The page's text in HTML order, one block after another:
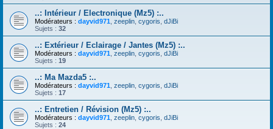
..: Intérieur / Electronique (Mz5) :..
Modérateurs : dayvid971 zeeplin cygoris dJiBi
Sujets : 32
..: Extérieur / Eclairage / Jantes (Mz5) :..
Modérateurs : dayvid971 zeeplin cygoris dJiBi
Sujets : 19
..: Ma Mazda5 :..
Modérateurs : dayvid971 zeeplin cygoris dJiBi
Sujets : 17
..: Entretien / Révision (Mz5) :..
Modérateurs : dayvid971 zeeplin cygoris dJiBi
Sujets : 24